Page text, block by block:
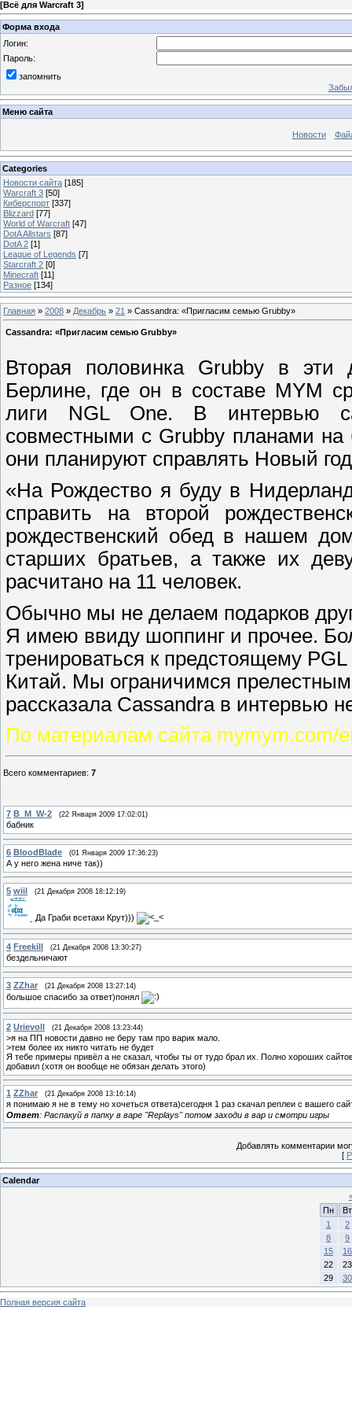
[Всё для Warcraft 3]
Форма входа
Логин:
Пароль:
запомнить
Меню сайта
Новости
Categories
Новости сайта [185]
Warcraft 3 [50]
Киберспорт [337]
Blizzard [77]
World of Warcraft [47]
DotA Allstars [87]
DotA 2 [1]
League of Legends [7]
Starcraft 2 [0]
Minecraft [11]
Разное [134]
Главная » 2008 » Декабрь » 21 » Cassandra: «Пригласим семью Grubby»
Cassandra: «Пригласим семью Grubby»
Вторая половинка Grubby в эти
Берлине, где он в составе MYM
лиги NGL One. В интервью
совместными с Grubby планами на
они планируют справлять Новый
«На Рождество я буду в
справить на второй
рождественский обед в нашем
старших братьев, а также их
расчитано на 11 человек.
Обычно мы не делаем подарков
Я имею ввиду шоппинг и прочее.
тренироваться к предстоящему
Китай. Мы ограничимся
рассказала Cassandra в интервью
По материалам сайта mymym.com/
Всего комментариев: 7
7 B_M_W-2 (22 Января 2009 17:02:01)
бабник
6 BloodBlade (01 Января 2009 17:36:23)
А у него жена ниче так))
5 wiil (21 Декабря 2008 18:12:19)
Да Граби всетаки Крут)))
4 Freekill (21 Декабря 2008 13:30:27)
бездельничают
3 ZZhar (21 Декабря 2008 13:27:14)
большое спасибо за ответ)понял
2 Urievoll (21 Декабря 2008 13:23:44)
>я на ПП новости давно не беру там про варик мало.
>тем более их никто читать не будет
Я тебе примеры привёл а не сказал, чтобы ты от тудо брал их. Полно хороших
добавил (хотя он вообще не обязан делать этого)
1 ZZhar (21 Декабря 2008 13:16:14)
я понимаю я не в тему но хочеться ответа)сегодня 1 раз скачал реплеи с вашего
Ответ: Распакуй в папку в варе "Replays" потом заходи в вар и смотри игры
Добавлять комментарии
[
Calendar
Пн
Вт
1
2
8
9
15
16
22
23
29
30
Полная версия сайта